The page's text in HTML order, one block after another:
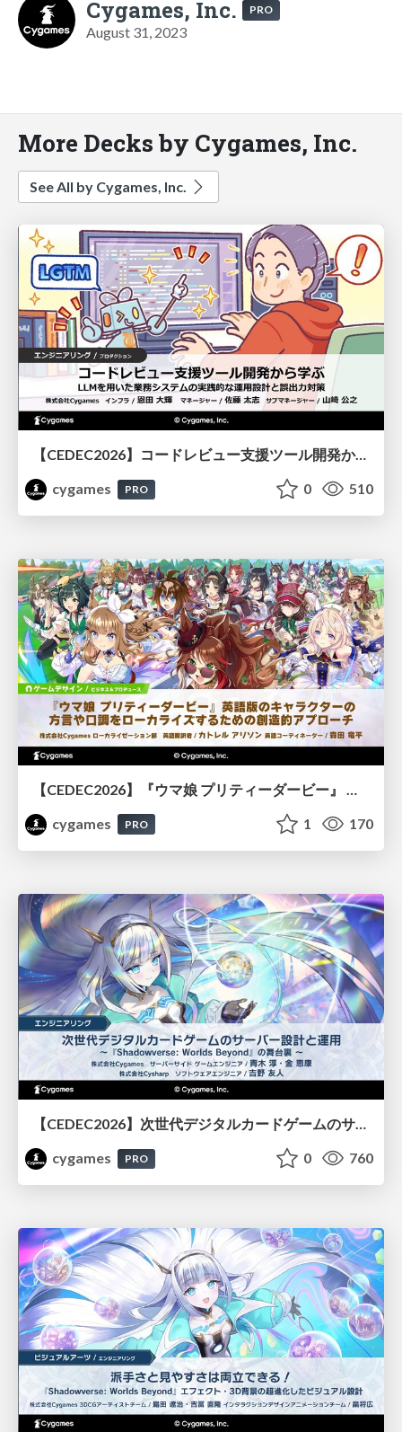
Cygames, Inc. PRO
August 31, 2023
More Decks by Cygames, Inc.
See All by Cygames, Inc.
【CEDEC2026】コードレビュー支援ツール開発から学ぶ：LLMを用いた業務システムの実践的な運用設計と誤出力対策
cygames
PRO 0 510
cygames
PRO 1 170
【CEDEC2026】次世代デジタルカードゲームのサーバー設計と運用 〜『Shadowverse: Worlds Beyond』の舞台裏～
cygames
PRO 0 760